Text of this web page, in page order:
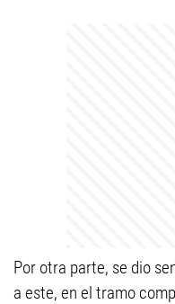
Por otra parte, se dio
a este, en el tramo